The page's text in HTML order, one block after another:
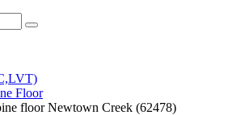
Floor
floor Newtown Creek (62478)